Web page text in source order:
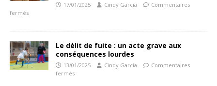
17/01/2025 Cindy Garcia
Commentaires
fermés
Le délit de fuite : un acte grave aux
conséquences lourdes
13/01/2025 Cindy Garcia
Commentaires
fermés